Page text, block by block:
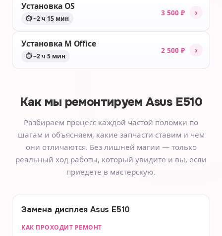
Установка OS
⏱ ~2 ч 15 мин
3 500 ₽ ›
Установка M Office
⏱ ~2 ч 5 мин
2 500 ₽ ›
Как мы ремонтируем Asus E510
Разбираем процесс каждой частой поломки по
шагам и объясняем, какие запчасти ставим и чем
они отличаются. Без лишней магии — только
реальный ход работы, который увидите и вы, если
приедете в мастерскую.
Замена дисплея Asus E510
КАК ПРОХОДИТ РЕМОНТ